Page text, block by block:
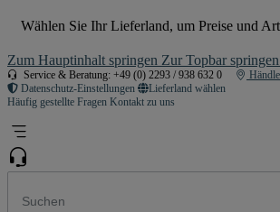
Wählen Sie Ihr Lieferland, um Preise und
Zum Hauptinhalt springen Zur Topbar springen
Service & Beratung: +49 (0) 2293 / 938 632 0
Datenschutz-Einstellungen
Lieferland wählen
Häufig gestellte Fragen Kontakt zu uns